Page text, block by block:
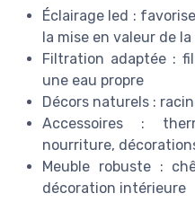
Éclairage led :
la mise en valeur de
Filtration adaptée :
une eau propre
Décors naturels :
Accessoires :
nourriture,
Meuble robuste :
décoration intérieure